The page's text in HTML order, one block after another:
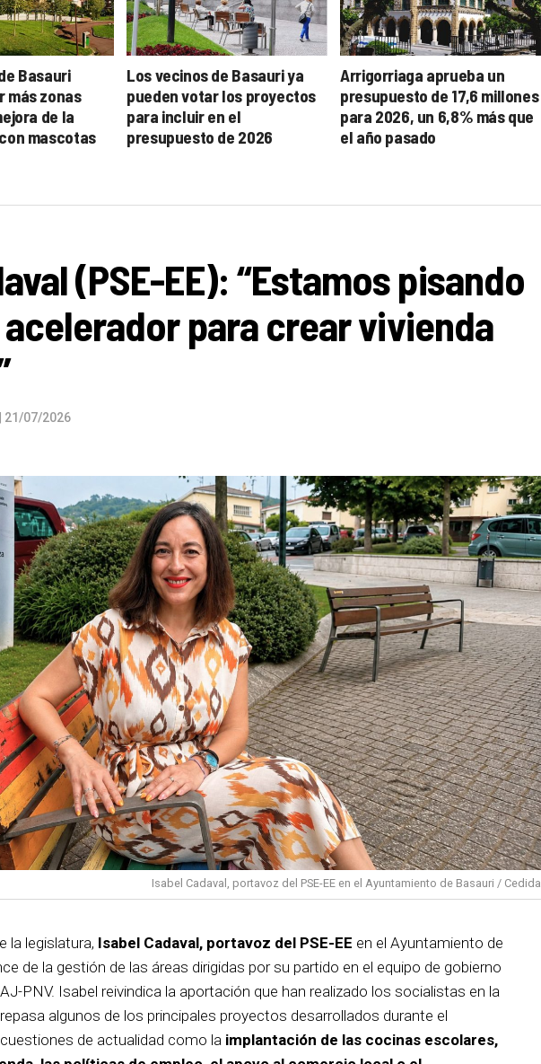
Basauri
más zonas
de la
mascotas
Los vecinos de Basauri ya
pueden votar los proyectos
para incluir en el
presupuesto de 2026
Arrigorriaga aprueba un
presupuesto de 17,6 millones
para 2026, un 6,8% más que
el año pasado
(PSE-EE): “Estamos pisando
para crear vivienda
21/07/2026
Isabel Cadaval, portavoz del PSE-EE en el Ayuntamiento de Basauri / Cedida
la legislatura, Isabel Cadaval, portavoz del PSE-EE en el Ayuntamiento de
de la gestión de las áreas dirigidas por su partido en el equipo de gobierno
PNV. Isabel reivindica la aportación que han realizado los socialistas en la
algunos de los principales proyectos desarrollados durante el
de actualidad como la implantación de las cocinas escolares,